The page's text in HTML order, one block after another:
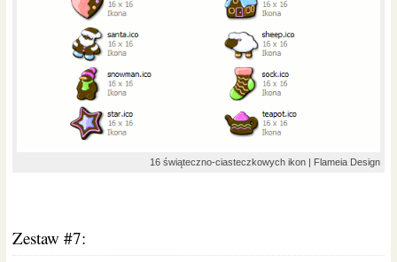
16 świąteczno-ciasteczkowych ikon | Flameia Design
Zestaw #7: